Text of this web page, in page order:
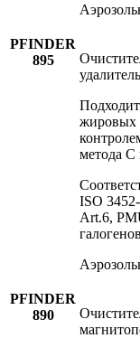
PFINDER
895
жировых
метода
ISO
Art.6,
PFINDER
890